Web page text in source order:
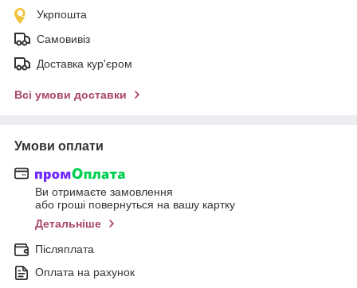
Укрпошта
Самовивіз
Доставка кур'єром
Всі умови доставки
Умови оплати
Ви отримаєте замовлення
або гроші повернуться на вашу картку
Детальніше
Післяплата
Оплата на рахунок